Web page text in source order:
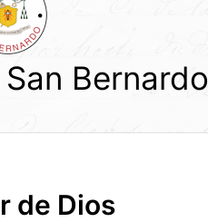
Bernardo
de Dios